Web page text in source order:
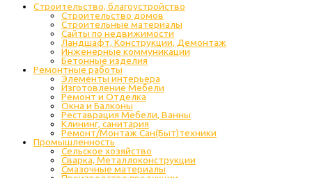
Строительство, благоустройство
Строительство домов
Строительные материалы
Сайты по недвижимости
Ландшафт, Конструкции, Демонтаж
Инженерные коммуникации
Бетонные изделия
Ремонтные работы
Элементы интерьера
Изготовление Мебели
Ремонт и Отделка
Окна и Балконы
Реставрация Мебели, Ванны
Клининг, санитария
Ремонт/Монтаж Сан(Быт)техники
Промышленность
Cельское хозяйство
Сварка, Металлоконструкции
Cмазочные материалы